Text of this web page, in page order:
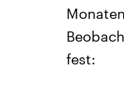
fest: